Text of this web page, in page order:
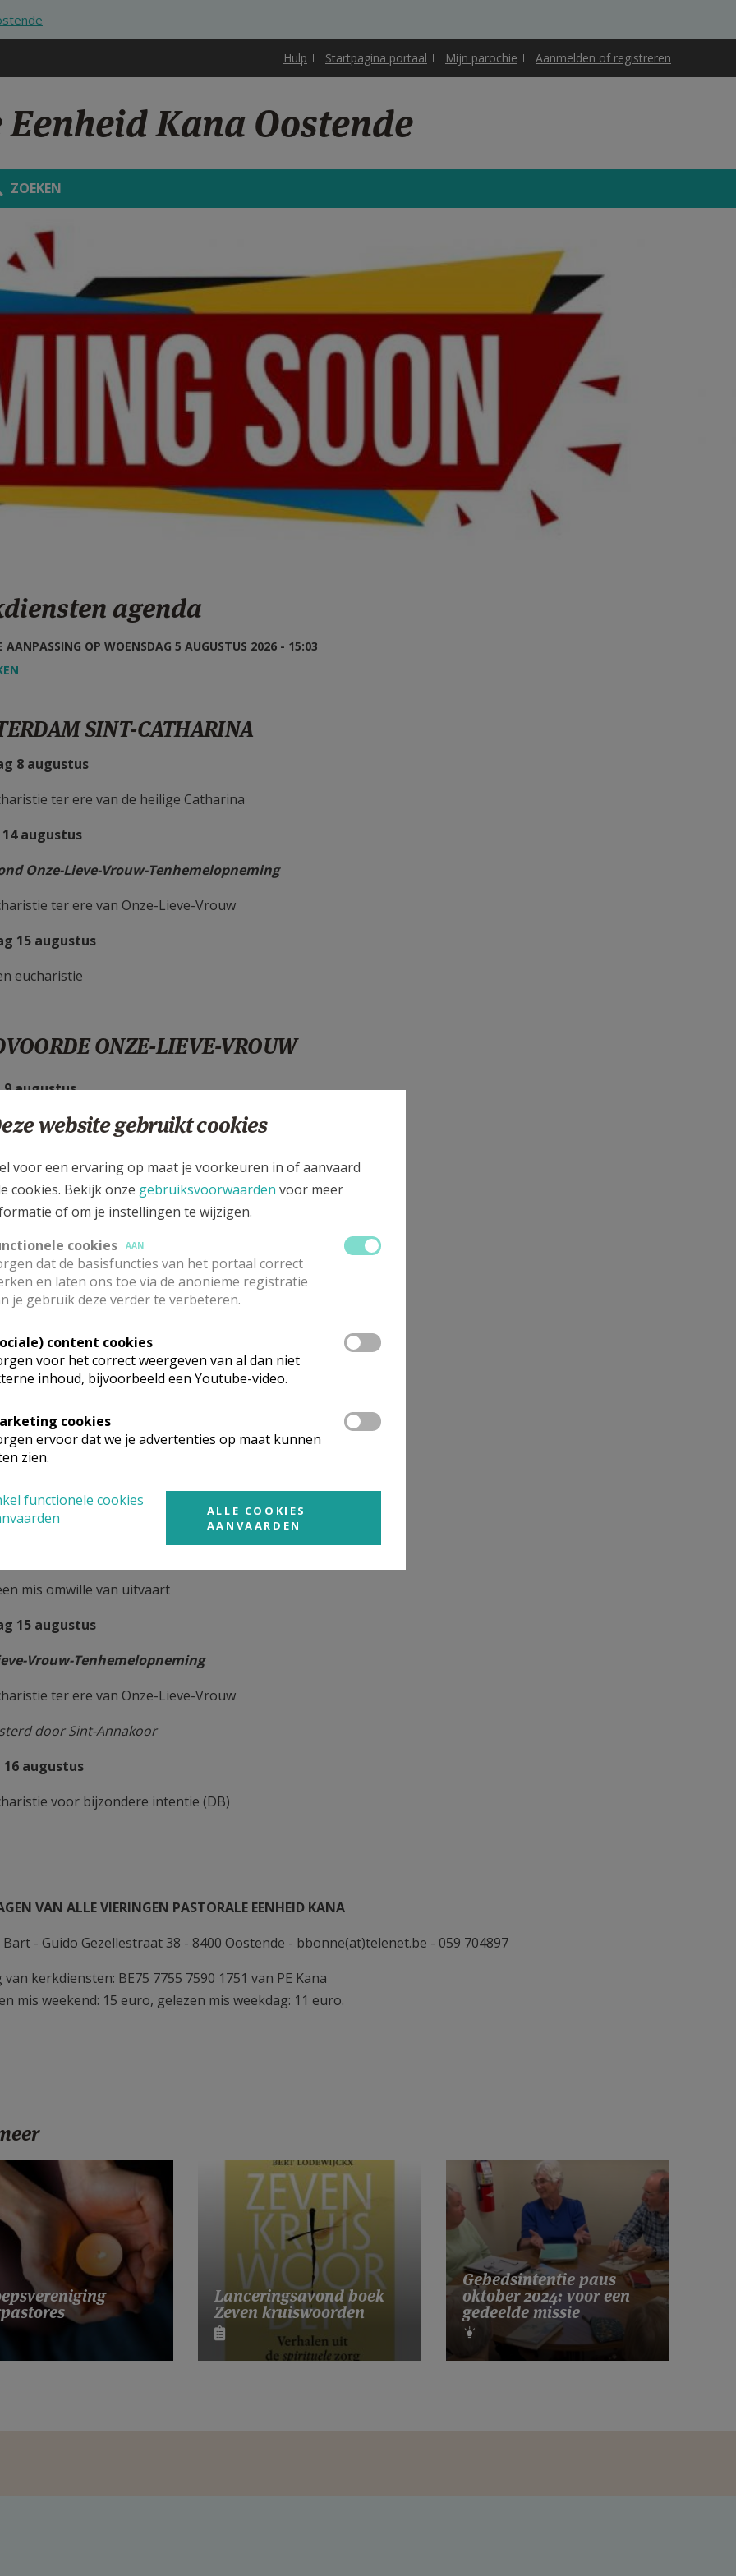
Hulp Startpagina portaal Mijn parochie Aanmelden of registreren
Kana Oostende
ZOEKEN
agenda
AANPASSING OP WOENSDAG 5 AUGUSTUS 2026 - 15:03
SINT-CATHARINA
8 augustus
ter ere van de heilige Catharina
augustus
Onze-Lieve-Vrouw-Tenhemelopneming
ter ere van Onze-Lieve-Vrouw
15 augustus
eucharistie
ONZE-LIEVE-VROUW
9 augustus
voor overledenen (J)
12 augustus
van Christiane Quintens
15 augustus
Vrouw-Tenhemelopneming
ter ere van Onze-Lieve-Vrouw
16 augustus
voor de parochianen
SINT-ANNA
augustus
voor de parochianen
12 augustus
mis omwille van uitvaart
15 augustus
Vrouw-Tenhemelopneming
ter ere van Onze-Lieve-Vrouw
door Sint-Annakoor
16 augustus
voor bijzondere intentie (DB)
VAN ALLE VIERINGEN PASTORALE EENHEID KANA
- Guido Gezellestraat 38 - 8400 Oostende - bbonne(at)telenet.be - 059 704897
kerkdiensten: BE75 7755 7590 1751 van PE Kana
mis weekend: 15 euro, gelezen mis weekdag: 11 euro.
Lanceringsavond boek
Zeven kruiswoorden
Gebedsintentie paus
oktober 2024: voor een
gedeelde missie
website gebruikt cookies
voor een ervaring op maat je voorkeuren in of aanvaard
cookies. Bekijk onze gebruiksvoorwaarden voor meer
of om je instellingen te wijzigen.
cookies
AAN
dat de basisfuncties van het portaal correct
en laten ons toe via de anonieme registratie
je gebruik deze verder te verbeteren.
content cookies
voor het correct weergeven van al dan niet
inhoud, bijvoorbeeld een Youtube-video.
cookies
ervoor dat we je advertenties op maat kunnen
zien.
functionele cookies
ALLE COOKIES
AANVAARDEN